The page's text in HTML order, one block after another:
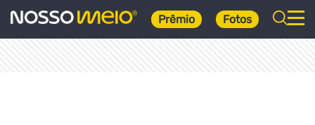
Prêmio Fotos